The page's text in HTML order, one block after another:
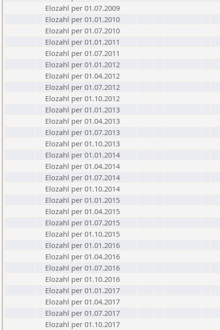
Elozahl per 01.07.2009
Elozahl per 01.01.2010
Elozahl per 01.07.2010
Elozahl per 01.01.2011
Elozahl per 01.07.2011
Elozahl per 01.01.2012
Elozahl per 01.04.2012
Elozahl per 01.07.2012
Elozahl per 01.10.2012
Elozahl per 01.01.2013
Elozahl per 01.04.2013
Elozahl per 01.07.2013
Elozahl per 01.10.2013
Elozahl per 01.01.2014
Elozahl per 01.04.2014
Elozahl per 01.07.2014
Elozahl per 01.10.2014
Elozahl per 01.01.2015
Elozahl per 01.04.2015
Elozahl per 01.07.2015
Elozahl per 01.10.2015
Elozahl per 01.01.2016
Elozahl per 01.04.2016
Elozahl per 01.07.2016
Elozahl per 01.10.2016
Elozahl per 01.01.2017
Elozahl per 01.04.2017
Elozahl per 01.07.2017
Elozahl per 01.10.2017